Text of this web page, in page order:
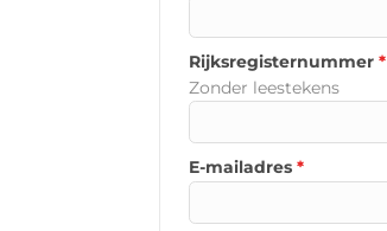
Rijksregisternummer *
Zonder leestekens
E-mailadres *